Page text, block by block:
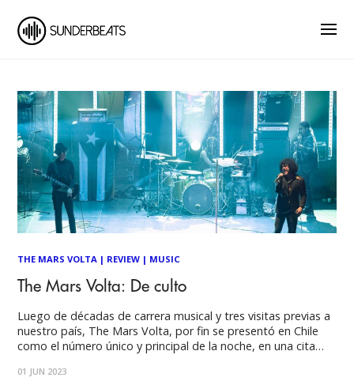
THE MARS VOLTA | REVIEW | MUSIC
The Mars Volta: De culto
Luego de décadas de carrera musical y tres visitas previas a
nuestro país, The Mars Volta, por fin se presentó en Chile
como el número único y principal de la noche, en una cita
banda como sus seguidores locales, se
01 JUN 2023